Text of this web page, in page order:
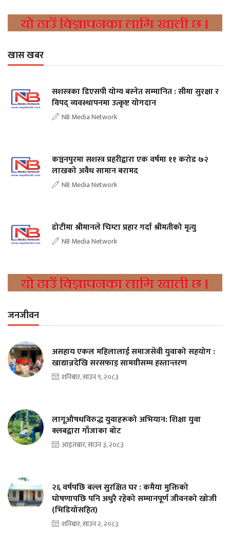
खास खबर
सशस्त्रका डिएसपी योग्य बस्नेत सम्मानित : सीमा सुरक्षा र
विपद् व्यवस्थापनमा उत्कृष्ट योगदान
NB Media Network
कञ्चनपुरमा सशस्त्र प्रहरीद्वारा एक वर्षमा ११ करोड ७२
लाखको अवैध सामान बरामद
NB Media Network
डोटीमा श्रीमानले चिम्टा प्रहार गर्दा श्रीमतीको मृत्यु
NB Media Network
जनजीवन
असहाय एकल महिलालाई समाजसेवी युवाको सहयोग :
खाद्यान्नदेखि सरसफाइ सामग्रीसम्म हस्तान्तरण
शनिबार, साउन ९, २०८३
लागूऔषधविरुद्ध युवाहरूको अभियान: शिक्षा युवा
क्लबद्वारा गाँजाका बोट
आइतबार, साउन ३, २०८३
२६ वर्षपछि बल्ल सुरक्षित घर : कमैया मुक्तिको
घोषणापछि पनि अधुरै रहेको सम्मानपूर्ण जीवनको खोजी
(भिडियोसहित)
शनिबार, साउन २, २०८३